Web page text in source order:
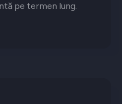
pe termen lung.